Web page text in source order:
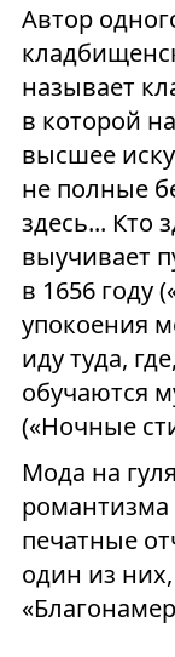
Автор
называет
в которой
высшее
не полные
здесь... Кто
выучивает
в 1656 году
упокоения
иду туда,
обучаются
(«Ночные
Мода на
печатные
один из